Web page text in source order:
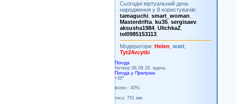
Сьогодні віртуальний день
народження у 8 користувачів:
tamaguchi smart_woman
Masterdrifta ku35 sergisaev
aksusha1984 UlichkaZ
tel0985153113
Модератори: Helen watt
Tyt24vcytki
Погода
Четвер 06.08.26, вдень
Погода у Прилуках
+36°
волог.: 40%
тиск: 751 мм